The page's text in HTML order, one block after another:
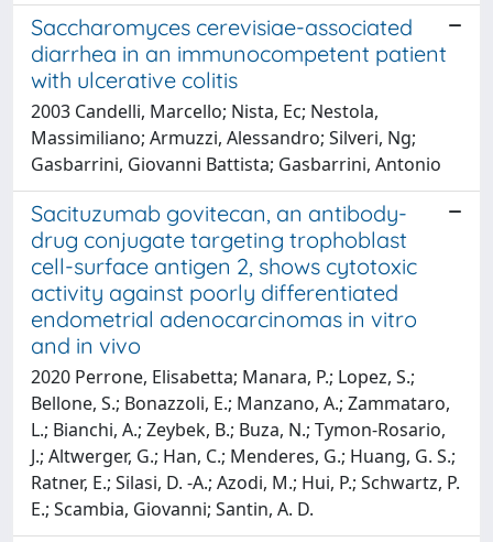
Saccharomyces cerevisiae-associated
diarrhea in an immunocompetent patient
with ulcerative colitis
2003 Candelli, Marcello; Nista, Ec; Nestola,
Massimiliano; Armuzzi, Alessandro; Silveri, Ng;
Gasbarrini, Giovanni Battista; Gasbarrini, Antonio
Sacituzumab govitecan, an antibody-
drug conjugate targeting trophoblast
cell-surface antigen 2, shows cytotoxic
activity against poorly differentiated
endometrial adenocarcinomas in vitro
and in vivo
2020 Perrone, Elisabetta; Manara, P.; Lopez, S.;
Bellone, S.; Bonazzoli, E.; Manzano, A.; Zammataro,
L.; Bianchi, A.; Zeybek, B.; Buza, N.; Tymon-Rosario,
J.; Altwerger, G.; Han, C.; Menderes, G.; Huang, G. S.;
Ratner, E.; Silasi, D. -A.; Azodi, M.; Hui, P.; Schwartz, P.
E.; Scambia, Giovanni; Santin, A. D.